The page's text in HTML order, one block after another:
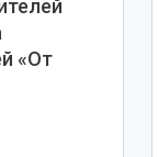
«От
ВСЛУХ